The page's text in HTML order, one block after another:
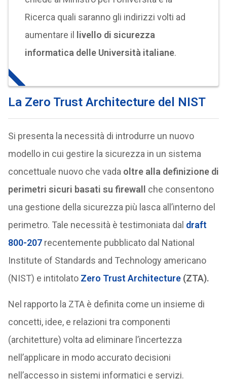
Ricerca quali saranno gli indirizzi volti ad
aumentare il
livello di sicurezza
informatica delle Università italiane.
La Zero Trust Architecture del NIST
Si presenta la necessità di introdurre un nuovo
modello in cui gestire la sicurezza in un sistema
concettuale nuovo che vada oltre alla definizione di
perimetri sicuri basati su firewall
che consentono
una gestione della sicurezza più lasca all’interno del
perimetro. Tale necessità è testimoniata dal draft
800-207 recentemente pubblicato dal National
Institute of Standards and Technology americano
(NIST) e intitolatoZero Trust Architecture(ZTA).
Nel rapporto la ZTA è definita come un insieme di
concetti, idee, e relazioni tra componenti
(architetture) volta ad eliminare l’incertezza
nell’applicare in modo accurato decisioni
nell’accesso in sistemi informatici e servizi.